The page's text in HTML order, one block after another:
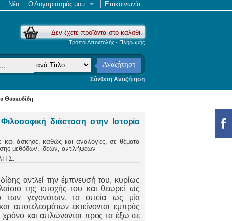
Νέα Ο Λογαριασμός μου Επικοινωνία
Δεν έχετε προϊόντα στο καλάθι.
Τρόποι Αποστολής - Πληρωμής
Αναζήτηση
Σύνθετη Αναζήτηση
Θουκυδίδη
διάσταση στην Ιστορία
και άσκησε, καθώς και αναλογίες, σε θέματα
μεθόδων, ιδεών, αντιλήψεων
Σ.
αντλεί την έμπνευσή του, κυρίως
της εποχής του και θεωρεί ως
των γεγονότων, τα οποία ως μία
αποτελεσμάτων εκτείνονται εμπρός
χρόνο και απλώνονται προς τα έξω σε